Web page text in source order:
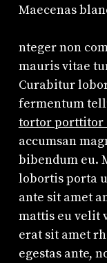
Maecenas
nteger non
mauris vitae
Curabitur
fermentum
tortor porttitor
accumsan
bibendum eu.
lobortis porta
ante sit amet
mattis eu velit
erat sit amet
egestas ante,